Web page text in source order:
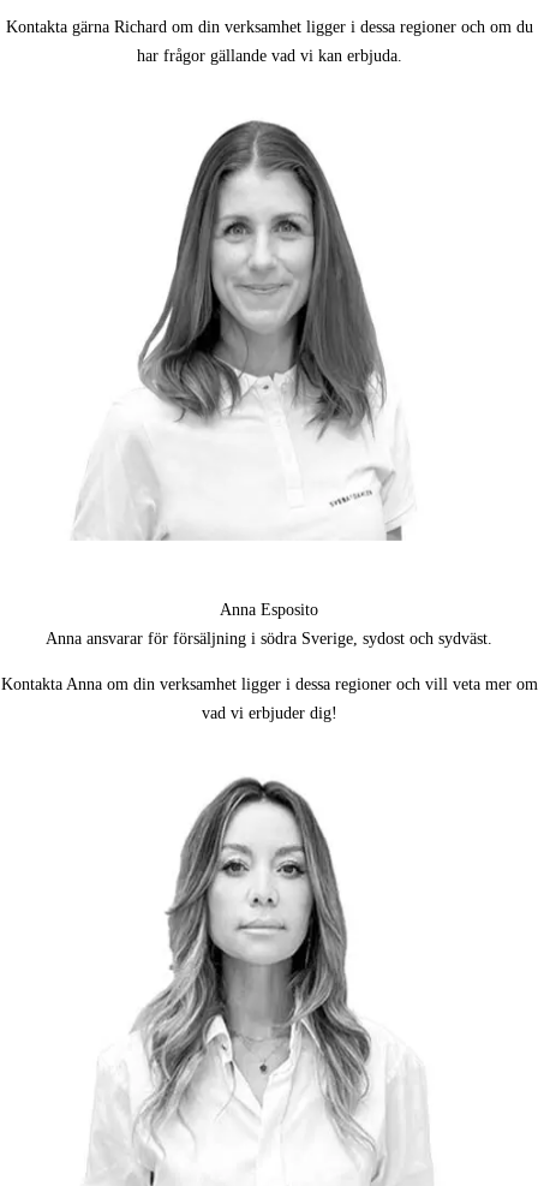
Kontakta gärna Richard om din verksamhet ligger i dessa regioner och om du
har frågor gällande vad vi kan erbjuda.
Anna Esposito
Anna ansvarar för försäljning i södra Sverige, sydost och sydväst.
Kontakta Anna om din verksamhet ligger i dessa regioner och vill veta mer om
vad vi erbjuder dig!